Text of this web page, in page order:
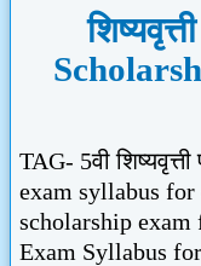
TAG- 5वी
exam syllabus for
scholarship exam
Exam Syllabus for